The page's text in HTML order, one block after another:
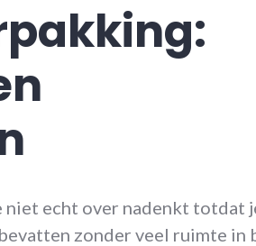
niet echt over nadenkt totdat
zonder veel ruimte in